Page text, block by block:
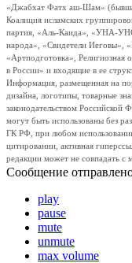
«Джабхат Фатх аш-Шам»
Коалиция исламских
партия, «Аль-Каида», «УНА-
народа», «Свидетели Иеговы»,
«Артподготовка», Религиозная
в России» и входящие в ее
Информация, размещенная на
дизайна, логотипы, товарные
законодательством
могут быть использованы без
ГК РФ, при любом
цитировании, активная
редакции может не совпадать с
Сообщение
play
pause
mute
unmute
max volume